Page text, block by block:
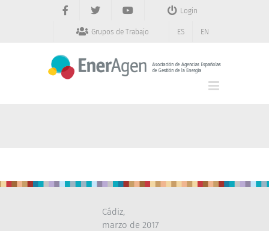
Login
Grupos de Trabajo ES EN
Cádiz,
marzo de 2017